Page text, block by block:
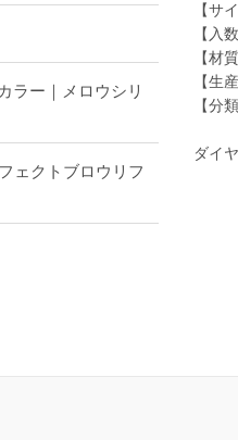
【サ
【
【材
【生
【分
ダイ
ラー｜メロウシリ
ェクトブロウリフ